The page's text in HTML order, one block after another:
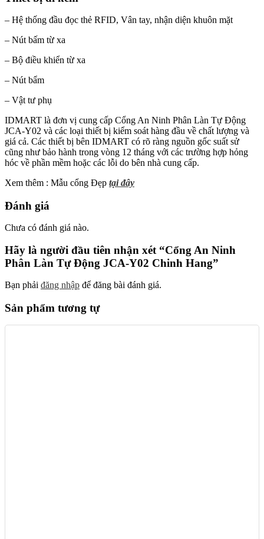
– Hệ thống đầu đọc thẻ RFID, Vân tay, nhận diện khuôn mặt
– Nút bấm từ xa
– Bộ điều khiển từ xa
– Nút bẩm
– Vật tư phụ
IDMART là đơn vị cung cấp Cổng An Ninh Phân Làn Tự Động
JCA-Y02 và các loại thiết bị kiểm soát hàng đầu về chất lượng và
giá cả. Các thiết bị bên IDMART có rõ ràng nguồn gốc suất sử
cũng như bảo hành trong vòng 12 tháng với các trường hợp hỏng
hóc về phần mềm hoặc các lỗi do bên nhà cung cấp.
Xem thêm : Mẫu cổng Đẹp tại đây
Đánh giá
Chưa có đánh giá nào.
Hãy là người đầu tiên nhận xét “Cổng An Ninh
Phân Làn Tự Động JCA-Y02 Chinh Hang”
Bạn phải đăng nhập để đăng bài đánh giá.
Sản phẩm tương tự